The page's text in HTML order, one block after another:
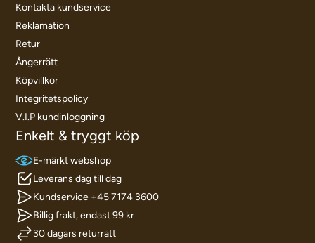
Kontakta kundservice
Reklamation
Retur
Ångerrätt
Köpvillkor
Integritetspolicy
V.I.P kundinloggning
Enkelt & tryggt köp
E-märkt webshop
Leverans dag till dag
Kundservice +45 7174 3600
Billig frakt, endast 99 kr
30 dagars returrätt